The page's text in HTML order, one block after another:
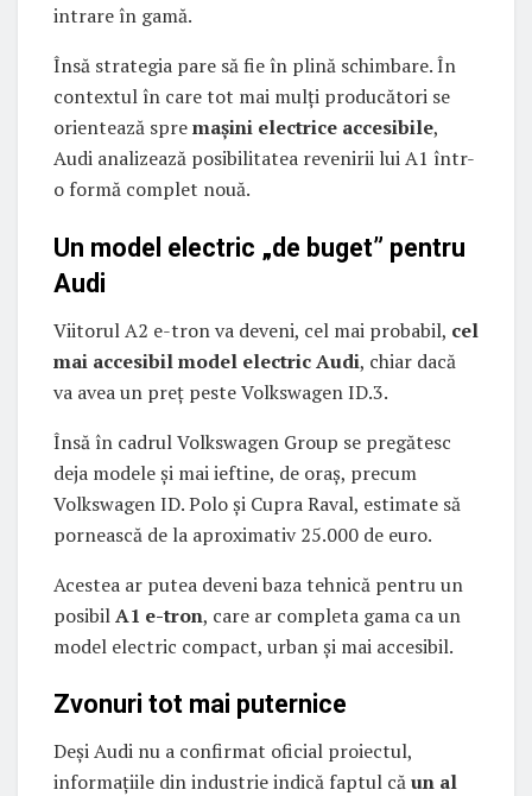
intrare în gamă.
Însă strategia pare să fie în plină schimbare. În
contextul în care tot mai mulți producători se
orientează spremașini electrice accesibile,
Audi analizează posibilitatea revenirii lui A1 într-
o formă complet nouă.
Un model electric „de buget” pentru
Audi
Viitorul A2 e-tron va deveni, cel mai probabil, cel
mai accesibil model electric Audi, chiar dacă
va avea un preț peste Volkswagen ID.3.
Însă în cadrul Volkswagen Group se pregătesc
deja modele și mai ieftine, de oraș, precum
Volkswagen ID. Polo și Cupra Raval, estimate să
pornească de la aproximativ 25.000 de euro.
Acestea ar putea deveni baza tehnică pentru un
posibilA1 e-tron, care ar completa gama ca un
model electric compact, urban și mai accesibil.
Zvonuri tot mai puternice
Deși Audi nu a confirmat oficial proiectul,
informațiile din industrie indică faptul căun al